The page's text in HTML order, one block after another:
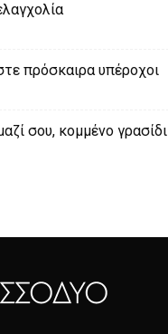
πρόσκαιρα υπέροχοι
σου, κομμένο γρασίδι